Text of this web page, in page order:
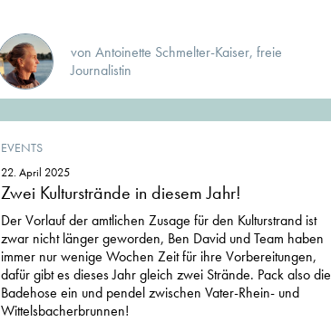
von Antoinette Schmelter-Kaiser, freie
Journalistin
EVENTS
22. April 2025
Zwei Kulturstrände in diesem Jahr!
Der Vorlauf der amtlichen Zusage für den Kulturstrand ist
zwar nicht länger geworden, Ben David und Team haben
immer nur wenige Wochen Zeit für ihre Vorbereitungen,
dafür gibt es dieses Jahr gleich zwei Strände. Pack also die
Badehose ein und pendel zwischen Vater-Rhein- und
Wittelsbacherbrunnen!